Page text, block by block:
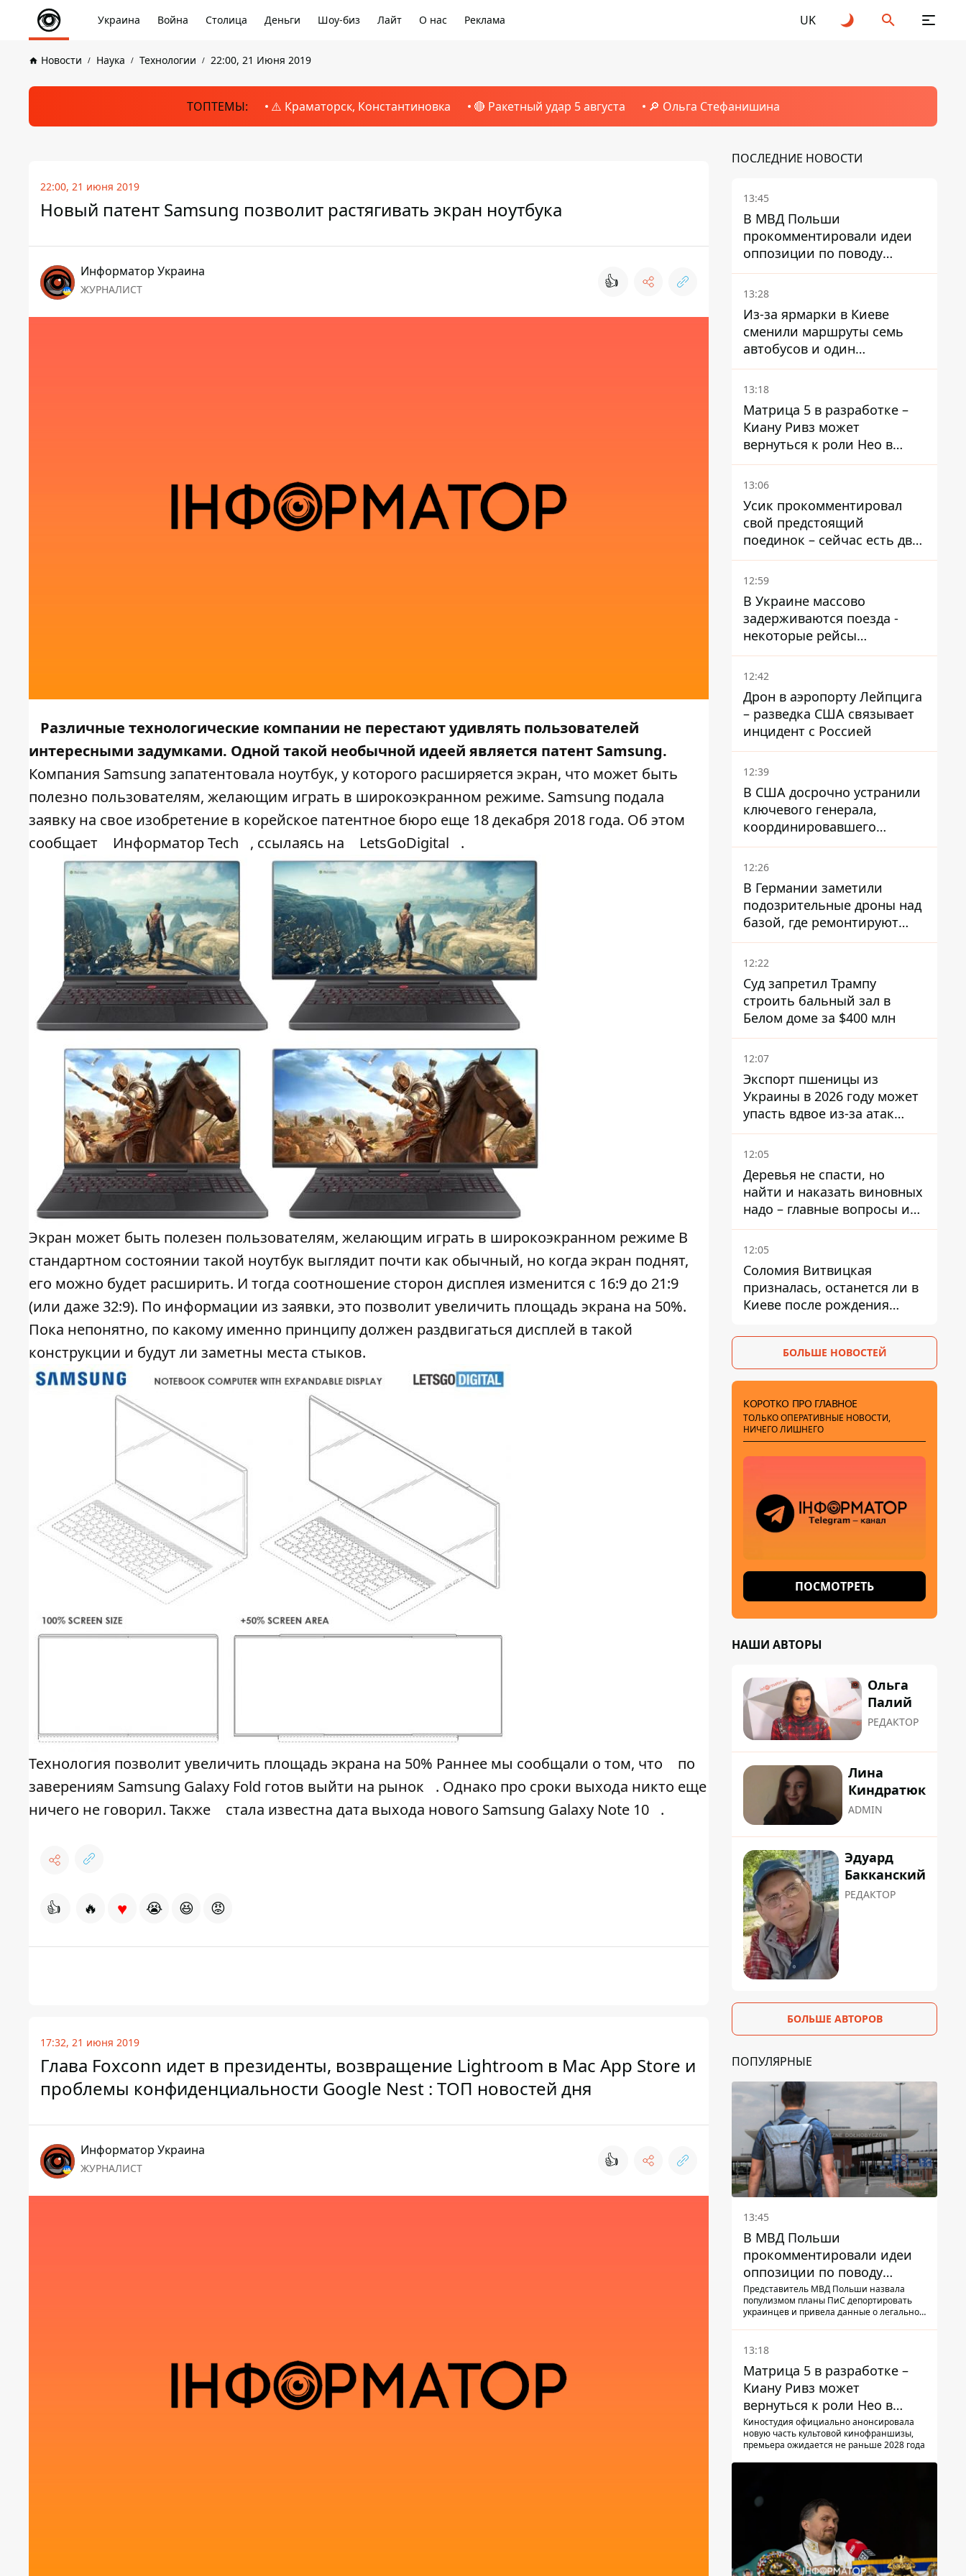
Украина Война Столица Деньги Шоу-биз Лайт О нас Реклама UK
Новости Наука Технологии 22:00, 21 Июня 2019
ТОПТЕМЫ: ⚠️ Краматорск, Константиновка 🔴 Ракетный удар 5 августа 🔎 Ольга Стефанишина
22:00, 21 июня 2019
Новый патент Samsung позволит растягивать экран ноутбука
Информатор Украина
ЖУРНАЛИСТ 👍
Различные технологические компании не перестают удивлять пользователей
интересными задумками. Одной такой необычной идеей является патент Samsung.
Компания Samsung запатентовала ноутбук, у которого расширяется экран, что может быть
полезно пользователям, желающим играть в широкоэкранном режиме. Samsung подала
заявку на свое изобретение в корейское патентное бюро еще 18 декабря 2018 года. Об этом
сообщает
Информатор Tech , ссылаясь на LetsGoDigital .
Экран может быть полезен пользователям, желающим играть в широкоэкранном режиме В
стандартном состоянии такой ноутбук выглядит почти как обычный, но когда экран поднят,
его можно будет расширить. И тогда соотношение сторон дисплея изменится с 16:9 до 21:9
(или даже 32:9). По информации из заявки, это позволит увеличить площадь экрана на 50%.
Пока непонятно, по какому именно принципу должен раздвигаться дисплей в такой
конструкции и будут ли заметны места стыков.
Технология позволит увеличить площадь экрана на 50% Раннее мы сообщали о том, что
по
заверениям Samsung Galaxy Fold готов выйти на рынок
. Однако про сроки выхода никто еще
ничего не говорил. Также
стала известна дата выхода нового Samsung Galaxy Note 10 .
👍 🔥 ♥ 😭 😆 😡
17:32, 21 июня 2019
Глава Foxconn идет в президенты, возвращение Lightroom в Mac App Store и
проблемы конфиденциальности Google Nest : ТОП новостей дня
Информатор Украина
ЖУРНАЛИСТ 👍
ПОСЛЕДНИЕ НОВОСТИ
13:45
В МВД Польши
прокомментировали идеи
оппозиции по поводу
депортации украинских
мужчин - абсурд и популизм
13:28
Из-за ярмарки в Киеве
сменили маршруты семь
автобусов и один
троллейбус
13:18
Матрица 5 в разработке –
Киану Ривз может
вернуться к роли Нео в
пятой части
13:06
Усик прокомментировал
свой предстоящий
поединок – сейчас есть два
варианта
12:59
В Украине массово
задерживаются поезда -
некоторые рейсы
опаздывают более чем на
12 часов
12:42
Дрон в аэропорту Лейпцига
– разведка США связывает
инцидент с Россией
12:39
В США досрочно устранили
ключевого генерала,
координировавшего
поддержку Украины -
причину умалчивают
12:26
В Германии заметили
подозрительные дроны над
базой, где ремонтируют
Patriot - СМИ
12:22
Суд запретил Трампу
строить бальный зал в
Белом доме за $400 млн
12:07
Экспорт пшеницы из
Украины в 2026 году может
упасть вдвое из-за атак
россиян по портам
12:05
Деревья не спасти, но
найти и наказать виновных
надо – главные вопросы и
выводы из конфликта на
Теремках
12:05
Соломия Витвицкая
призналась, останется ли в
Киеве после рождения
БОЛЬШЕ НОВОСТЕЙ
КОРОТКО ПРО ГЛАВНОЕ
ТОЛЬКО ОПЕРАТИВНЫЕ НОВОСТИ,
НИЧЕГО ЛИШНЕГО
ПОСМОТРЕТЬ
НАШИ АВТОРЫ
Ольга
Палий
РЕДАКТОР
Лина
Киндратюк
ADMIN
Эдуард
Бакканский
РЕДАКТОР
БОЛЬШЕ АВТОРОВ
ПОПУЛЯРНЫЕ
13:45
В МВД Польши
прокомментировали идеи
оппозиции по поводу
депортации украинских
мужчин - абсурд и популизм
Представитель МВД Польши назвала
популизмом планы ПиС депортировать
украинцев и привела данные о легальной
13:18
Матрица 5 в разработке –
Киану Ривз может
вернуться к роли Нео в
пятой части
Киностудия официально анонсировала
новую часть культовой кинофраншизы,
премьера ожидается не раньше 2028 года